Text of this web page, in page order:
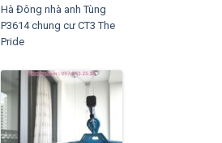
Hà Đông nhà anh Tùng
P3614 chung cư CT3 The
Pride